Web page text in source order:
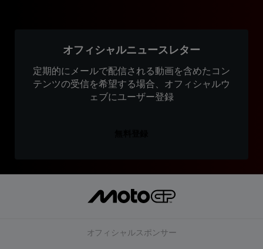
オフィシャルニュースレター
定期的にメールで配信される動画を含めたコン
テンツの受信を希望する場合、オフィシャルウ
ェブにユーザー登録
オフィシャルスポンサー